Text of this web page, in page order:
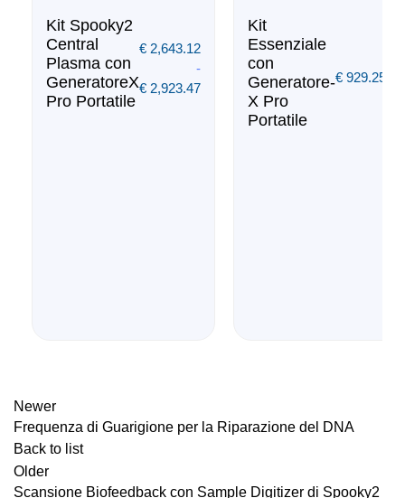
Kit Spooky2
Central
Plasma con
GeneratoreX
Pro Portatile
€ 2,643.12
-
€ 2,923.47
Kit
Essenziale
con
Generatore-
X Pro
Portatile
€ 929.25
Newer
Frequenza di Guarigione per la Riparazione del DNA
Back to list
Older
Scansione Biofeedback con Sample Digitizer di Spooky2